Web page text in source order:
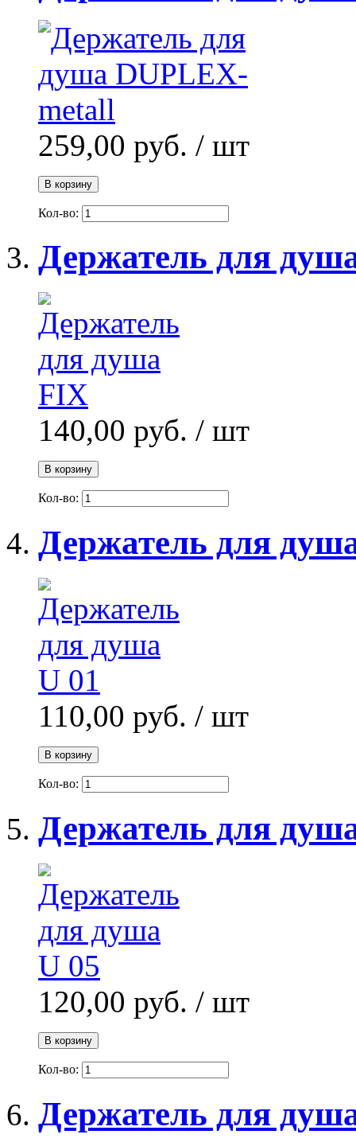
259,00 руб. / шт
В корзину
Кол-во:
Держатель для
140,00 руб. / шт
В корзину
Кол-во:
Держатель для
110,00 руб. / шт
В корзину
Кол-во:
Держатель для
120,00 руб. / шт
В корзину
Кол-во:
Держатель для